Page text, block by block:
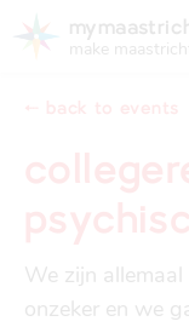
make
Rights and
registering
We zijn
onzeker en we